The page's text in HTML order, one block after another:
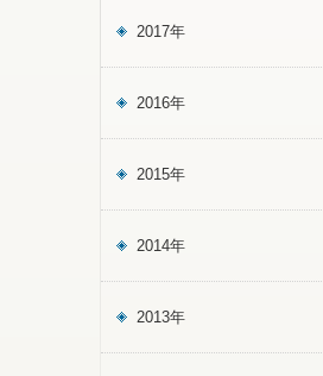
2017年
2016年
2015年
2014年
2013年